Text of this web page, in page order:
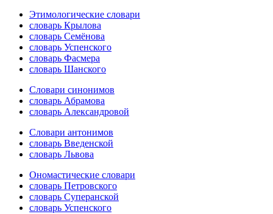
Этимологические словари
словарь Крылова
словарь Семёнова
словарь Успенского
словарь Фасмера
словарь Шанского
Словари синонимов
словарь Абрамова
словарь Александровой
Словари антонимов
словарь Введенской
словарь Львова
Ономастические словари
словарь Петровского
словарь Суперанской
словарь Успенского